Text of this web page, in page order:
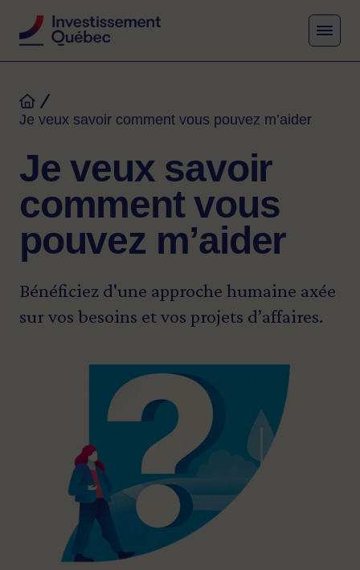
MENU
Fil d'Ariane
Accueil
Je veux savoir comment vous pouvez m’aider
Je veux savoir
comment vous
pouvez m’aider
Bénéficiez d'une approche humaine axée
sur vos besoins et vos projets d’affaires.